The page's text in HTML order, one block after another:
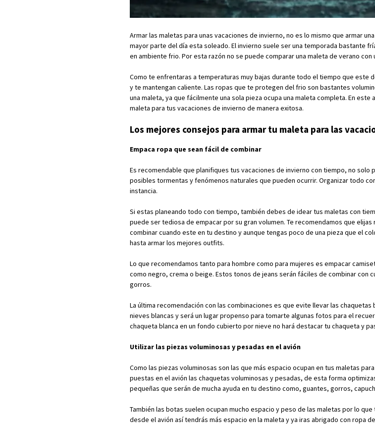
Armar las maletas para unas vacaciones de invierno, no es lo mismo que armar
mayor parte del día esta soleado. El invierno suele ser una temporada bastante
en ambiente frio. Por esta razón no se puede comparar una maleta de verano con
Como te enfrentaras a temperaturas muy bajas durante todo el tiempo que este
y te mantengan caliente. Las ropas que te protegen del frio son bastantes
una maleta, ya que fácilmente una sola pieza ocupa una maleta completa. En
maleta para tus vacaciones de invierno de manera exitosa.
Los mejores consejos para armar tu maleta para las
Empaca ropa que sean fácil de combinar
Es recomendable que planifiques tus vacaciones de invierno con tiempo, no solo
posibles tormentas y fenómenos naturales que pueden ocurrir. Organizar todo
instancia.
Si estas planeando todo con tiempo, también debes de idear tus maletas con
puede ser tediosa de empacar por su gran volumen. Te recomendamos que
combinar cuando este en tu destino y aunque tengas poco de una pieza que el
hasta armar los mejores outfits.
Lo que recomendamos tanto para hombre como para mujeres es empacar
como negro, crema o beige. Estos tonos de jeans serán fáciles de combinar con
gorros.
La última recomendación con las combinaciones es que evite llevar las
nieves blancas y será un lugar propenso para tomarte algunas fotos para el
chaqueta blanca en un fondo cubierto por nieve no hará destacar tu chaqueta y
Utilizar las piezas voluminosas y pesadas en el avión
Como las piezas voluminosas son las que más espacio ocupan en tus maletas
puestas en el avión las chaquetas voluminosas y pesadas, de esta forma
pequeñas que serán de mucha ayuda en tu destino como, guantes, gorros,
También las botas suelen ocupan mucho espacio y peso de las maletas por lo
desde el avión así tendrás más espacio en la maleta y ya iras abrigado con ropa